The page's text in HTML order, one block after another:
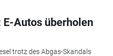
Autos überholen
trotz des Abgas-Skandals